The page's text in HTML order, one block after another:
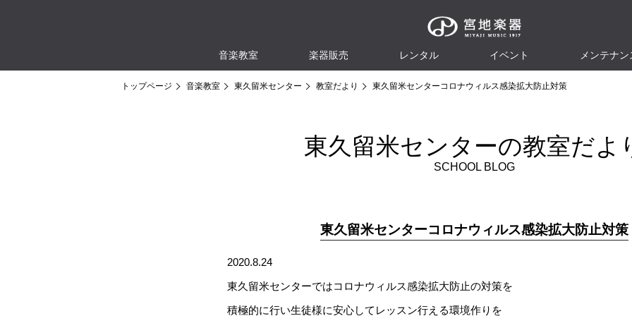
音楽教室 楽器販売 レンタル イベント メンテナン
トップページ 音楽教室 東久留米センター 教室だより 東久留米センターコロナウィルス感染拡大防止対策
東久留米センターの教室だよ
SCHOOL BLOG
東久留米センターコロナウィルス感染拡大防止対策
2020.8.24
東久留米センターではコロナウィルス感染拡大防止の対策を
積極的に行い生徒様に安心してレッスン行える環境作りを